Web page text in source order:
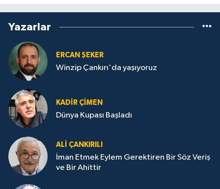
Yazarlar
ERCAN ŞEKER
Winzip Çankırı'da yaşıyoruz
KADIR ÇIMEN
Dünya Kupası Başladı
ALI ÇANKIRILI
İman Etmek Eylem Gerektiren Bir Söz Veriş
ve Bir Ahittir